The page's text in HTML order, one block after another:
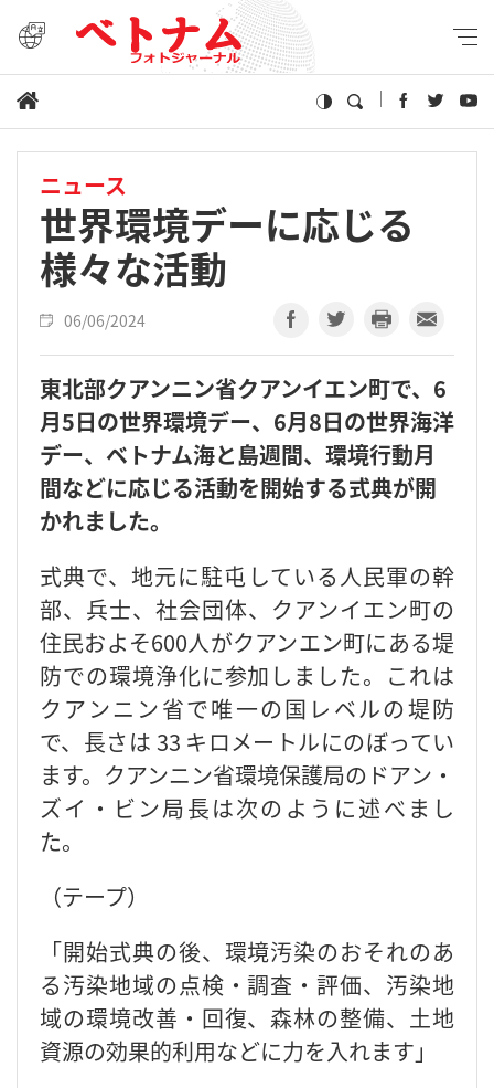
ニュース
世界環境デーに応じる
様々な活動
06/06/2024
東北部クアンニン省クアンイエン町で、6
月5日の世界環境デー、6月8日の世界海洋
デー、ベトナム海と島週間、環境行動月
間などに応じる活動を開始する式典が開
かれました。
式典で、地元に駐屯している人民軍の幹
部、兵士、社会団体、クアンイエン町の
住民およそ600人がクアンエン町にある堤
防での環境浄化に参加しました。これは
クアンニン省で唯一の国レベルの堤防
で、長さは 33 キロメートルにのぼってい
ます。クアンニン省環境保護局のドアン・
ズイ・ビン局長は次のように述べまし
た。
（テープ）
「開始式典の後、環境汚染のおそれのあ
る汚染地域の点検・調査・評価、汚染地
域の環境改善・回復、森林の整備、土地
資源の効果的利用などに力を入れます」